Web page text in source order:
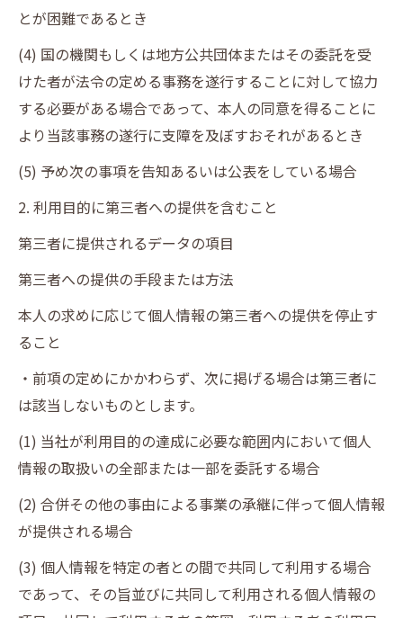
とが困難であるとき
(4) 国の機関もしくは地方公共団体またはその委託を受
けた者が法令の定める事務を遂行することに対して協力
する必要がある場合であって、本人の同意を得ることに
より当該事務の遂行に支障を及ぼすおそれがあるとき
(5) 予め次の事項を告知あるいは公表をしている場合
2. 利用目的に第三者への提供を含むこと
第三者に提供されるデータの項目
第三者への提供の手段または方法
本人の求めに応じて個人情報の第三者への提供を停止す
ること
・前項の定めにかかわらず、次に掲げる場合は第三者に
は該当しないものとします。
(1) 当社が利用目的の達成に必要な範囲内において個人
情報の取扱いの全部または一部を委託する場合
(2) 合併その他の事由による事業の承継に伴って個人情報
が提供される場合
(3) 個人情報を特定の者との間で共同して利用する場合
であって、その旨並びに共同して利用される個人情報の